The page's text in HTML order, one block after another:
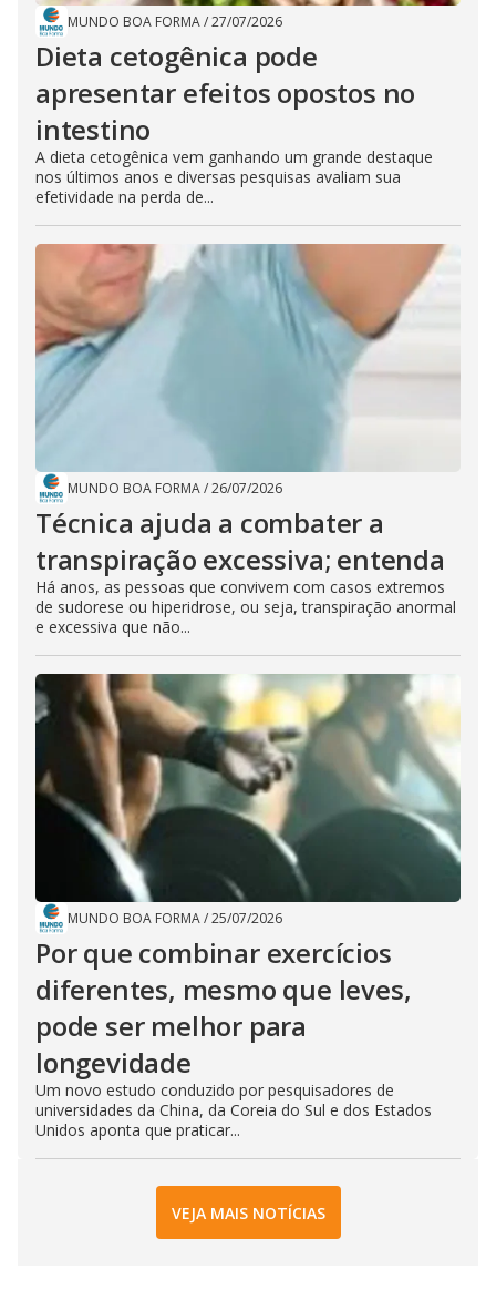
MUNDO BOA FORMA/27/07/2026
Dieta cetogênica pode
apresentar efeitos opostos no
intestino
A dieta cetogênica vem ganhando um grande destaque
nos últimos anos e diversas pesquisas avaliam sua
efetividade na perda de...
MUNDO BOA FORMA/26/07/2026
Técnica ajuda a combater a
transpiração excessiva; entenda
Há anos, as pessoas que convivem com casos extremos
de sudorese ou hiperidrose, ou seja, transpiração anormal
e excessiva que não...
MUNDO BOA FORMA/25/07/2026
Por que combinar exercícios
diferentes, mesmo que leves,
pode ser melhor para
longevidade
Um novo estudo conduzido por pesquisadores de
universidades da China, da Coreia do Sul e dos Estados
Unidos aponta que praticar...
VEJA MAIS NOTÍCIAS